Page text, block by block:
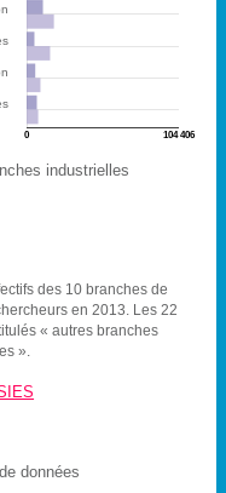
ETP
0 104 406
industrielles
des 10 branches de
en 2013. Les 22
« autres branches
».
données